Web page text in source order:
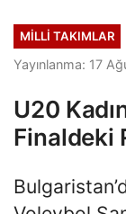
MILLI TAKIMLAR
Yayınlanma: 17
U20
Finaldeki